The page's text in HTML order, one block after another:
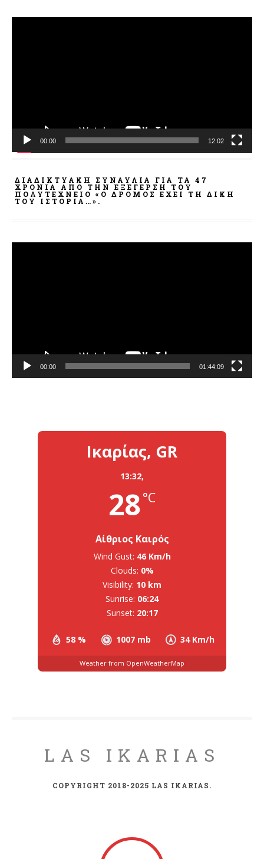
00:00 12:02
ΔΙΑΔΙΚΤΥΑΚΉ ΣΥΝΑΥΛΊΑ ΓΙΑ ΤΑ 47
ΧΡΌΝΙΑ ΑΠΌ ΤΗΝ ΕΞΈΓΕΡΣΗ ΤΟΥ
ΠΟΛΥΤΕΧΝΕΊΟ «Ο ΔΡΌΜΟΣ ΈΧΕΙ ΤΗ ΔΙΚΉ
ΤΟΥ ΙΣΤΟΡΊΑ…».
00:00 01:44:09
Ικαρίας, GR
13:32,
28°C
Αίθριος Καιρός
58 % 1007 mb 34 Km/h
Wind Gust: 46 Km/h
Clouds: 0%
Visibility: 10 km
Sunrise: 06:24
Sunset: 20:17
Weather from OpenWeatherMap
LAS IKARIAS
COPYRIGHT 2018-2025 LAS IKARIAS.